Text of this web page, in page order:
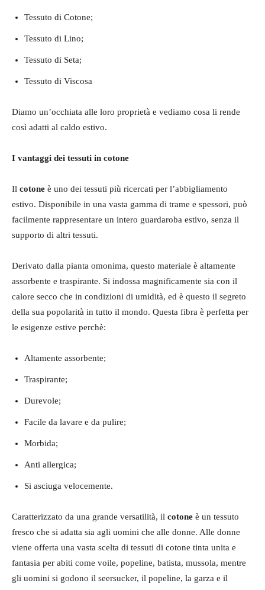
Tessuto di Cotone;
Tessuto di Lino;
Tessuto di Seta;
Tessuto di Viscosa
Diamo un’occhiata alle loro proprietà e vediamo cosa li rende
così adatti al caldo estivo.
I vantaggi dei tessuti in cotone
Il cotone è uno dei tessuti più ricercati per l’abbigliamento
estivo. Disponibile in una vasta gamma di trame e spessori, può
facilmente rappresentare un intero guardaroba estivo, senza il
supporto di altri tessuti.
Derivato dalla pianta omonima, questo materiale è altamente
assorbente e traspirante. Si indossa magnificamente sia con il
calore secco che in condizioni di umidità, ed è questo il segreto
della sua popolarità in tutto il mondo. Questa fibra è perfetta per
le esigenze estive perchè:
Altamente assorbente;
Traspirante;
Durevole;
Facile da lavare e da pulire;
Morbida;
Anti allergica;
Si asciuga velocemente.
Caratterizzato da una grande versatilità, il cotone è un tessuto
fresco che si adatta sia agli uomini che alle donne. Alle donne
viene offerta una vasta scelta di tessuti di cotone tinta unita e
fantasia per abiti come voile, popeline, batista, mussola, mentre
gli uomini si godono il seersucker, il popeline, la garza e il